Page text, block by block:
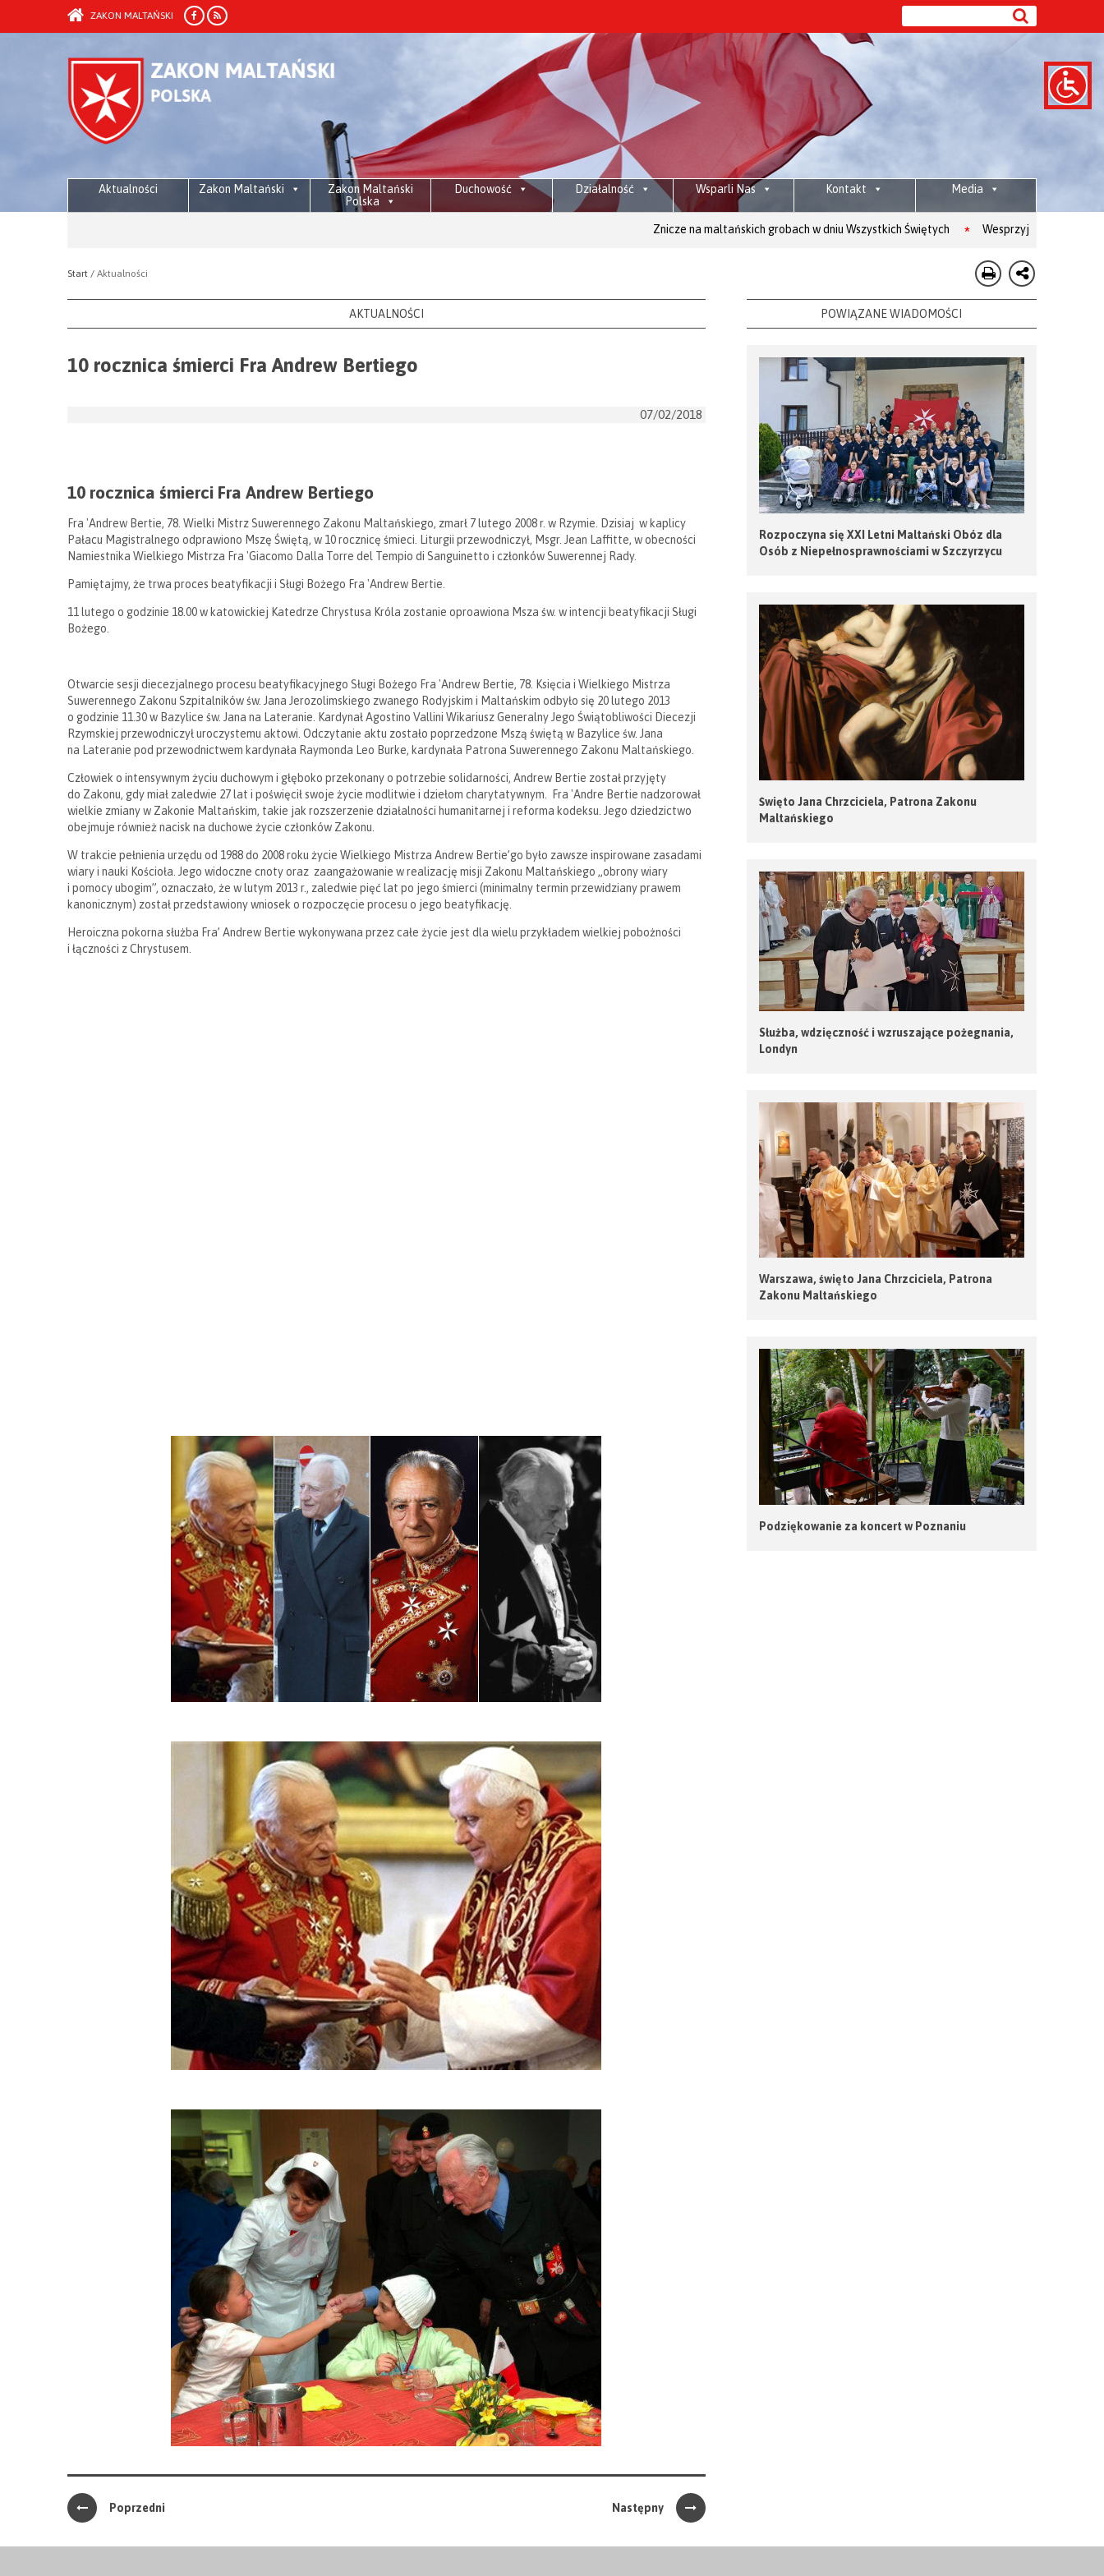
ZAKON MALTAŃSKI
Aktualności Zakon Maltański
Zakon Maltański
Polska
Duchowość Działalność Wsparli Nas Kontakt Media
Znicze na maltańskich grobach w dniu Wszystkich Świętych Wesprzyj: 80 1020 2892 0000 5902
Start / Aktualności
AKTUALNOŚCI
10 rocznica śmierci Fra Andrew Bertiego
07/02/2018
10 rocznica śmierci Fra Andrew Bertiego
Fra 'Andrew Bertie, 78. Wielki Mistrz Suwerennego Zakonu Maltańskiego, zmarł 7 lutego 2008 r. w Rzymie. Dzisiaj w kaplicy
Pałacu Magistralnego odprawiono Mszę Świętą, w 10 rocznicę śmieci. Liturgii przewodniczył, Msgr. Jean Laffitte, w obecności
Namiestnika Wielkiego Mistrza Fra 'Giacomo Dalla Torre del Tempio di Sanguinetto i członków Suwerennej Rady.
Pamiętajmy, że trwa proces beatyfikacji i Sługi Bożego Fra 'Andrew Bertie.
11 lutego o godzinie 18.00 w katowickiej Katedrze Chrystusa Króla zostanie oproawiona Msza św. w intencji beatyfikacji Sługi
Bożego.
Otwarcie sesji diecezjalnego procesu beatyfikacyjnego Sługi Bożego Fra 'Andrew Bertie, 78. Księcia i Wielkiego Mistrza
Suwerennego Zakonu Szpitalników św. Jana Jerozolimskiego zwanego Rodyjskim i Maltańskim odbyło się 20 lutego 2013
o godzinie 11.30 w Bazylice św. Jana na Lateranie. Kardynał Agostino Vallini Wikariusz Generalny Jego Świątobliwości Diecezji
Rzymskiej przewodniczył uroczystemu aktowi. Odczytanie aktu zostało poprzedzone Mszą świętą w Bazylice św. Jana
na Lateranie pod przewodnictwem kardynała Raymonda Leo Burke, kardynała Patrona Suwerennego Zakonu Maltańskiego.
Człowiek o intensywnym życiu duchowym i głęboko przekonany o potrzebie solidarności, Andrew Bertie został przyjęty
do Zakonu, gdy miał zaledwie 27 lat i poświęcił swoje życie modlitwie i dziełom charytatywnym. Fra 'Andre Bertie nadzorował
wielkie zmiany w Zakonie Maltańskim, takie jak rozszerzenie działalności humanitarnej i reforma kodeksu. Jego dziedzictwo
obejmuje również nacisk na duchowe życie członków Zakonu.
W trakcie pełnienia urzędu od 1988 do 2008 roku życie Wielkiego Mistrza Andrew Bertie’go było zawsze inspirowane zasadami
wiary i nauki Kościoła. Jego widoczne cnoty oraz zaangażowanie w realizację misji Zakonu Maltańskiego „obrony wiary
i pomocy ubogim”, oznaczało, że w lutym 2013 r., zaledwie pięć lat po jego śmierci (minimalny termin przewidziany prawem
kanonicznym) został przedstawiony wniosek o rozpoczęcie procesu o jego beatyfikację.
Heroiczna pokorna służba Fra’ Andrew Bertie wykonywana przez całe życie jest dla wielu przykładem wielkiej pobożności
i łączności z Chrystusem.
Poprzedni Następny
POWIĄZANE WIADOMOŚCI
Rozpoczyna się XXI Letni Maltański Obóz dla
Osób z Niepełnosprawnościami w Szczyrzycu
Święto Jana Chrzciciela, Patrona Zakonu
Maltańskiego
Służba, wdzięczność i wzruszające pożegnania,
Londyn
Warszawa, święto Jana Chrzciciela, Patrona
Zakonu Maltańskiego
Podziękowanie za koncert w Poznaniu